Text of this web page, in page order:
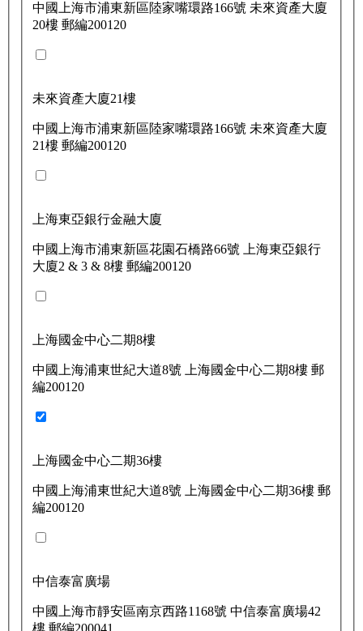
中國上海市浦東新區陸家嘴環路166號 未來資產大廈
20樓 郵編200120
未來資產大廈21樓
中國上海市浦東新區陸家嘴環路166號 未來資產大廈
21樓 郵編200120
上海東亞銀行金融大廈
中國上海市浦東新區花園石橋路66號 上海東亞銀行
大廈2 & 3 & 8樓 郵編200120
上海國金中心二期8樓
中國上海浦東世紀大道8號 上海國金中心二期8樓 郵
編200120
上海國金中心二期36樓
中國上海浦東世紀大道8號 上海國金中心二期36樓 郵
編200120
中信泰富廣場
中國上海市靜安區南京西路1168號 中信泰富廣場42
樓 郵編200041